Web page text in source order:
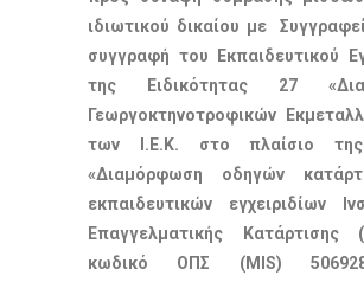
ιδιωτικού δικαίου με
συγγραφή του Εκπαιδευτικού
της Ειδικότητας 27
Γεωργοκτηνοτροφικών
των Ι.Ε.Κ.
στο πλαίσιο
«Διαμόρφωση οδηγών
εκπαιδευτικών εγχειριδίων
Επαγγελματικής Κατάρτισης
κωδικό ΟΠΣ (MIS)